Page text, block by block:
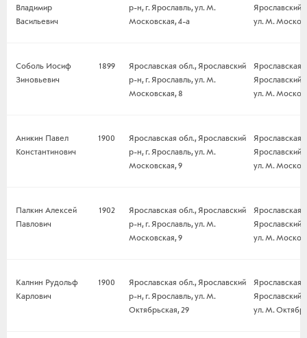
Владимир
Васильевич
р-н, г. Ярославль, ул. М.
Московская, 4-а
Ярославский
ул. М.
Соболь Иосиф
Зиновьевич
1899
Ярославская обл., Ярославский
р-н, г. Ярославль, ул. М.
Московская, 8
Ярославская
Ярославский
ул. М.
Аникин Павел
Константинович
1900
Ярославская обл., Ярославский
р-н, г. Ярославль, ул. М.
Московская, 9
Ярославская
Ярославский
ул. М.
Палкин Алексей
Павлович
1902
Ярославская обл., Ярославский
р-н, г. Ярославль, ул. М.
Московская, 9
Ярославская
Ярославский
ул. М.
Калнин Рудольф
Карлович
1900
Ярославская обл., Ярославский
р-н, г. Ярославль, ул. М.
Октябрьская, 29
Ярославская
Ярославский
ул. М.